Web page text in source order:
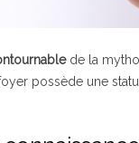
de la
possède une